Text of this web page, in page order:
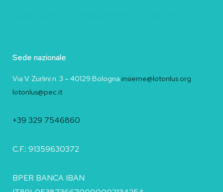
Sede nazionale
Via V. Zurlini n. 3 – 40129 Bologna insieme@lotonlus.org
lotonlus@pec.it
+39 329 7546860
C.F.: 91359630372
BPER BANCA IBAN